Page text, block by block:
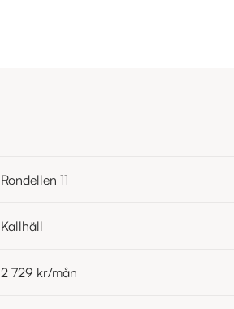
Rondellen 11
Kallhäll
2 729 kr/mån